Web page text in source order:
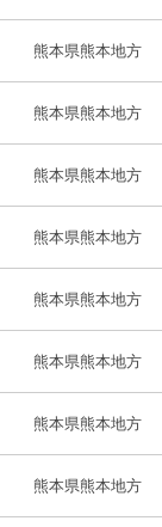
熊本県熊本地方
熊本県熊本地方
熊本県熊本地方
熊本県熊本地方
熊本県熊本地方
熊本県熊本地方
熊本県熊本地方
熊本県熊本地方